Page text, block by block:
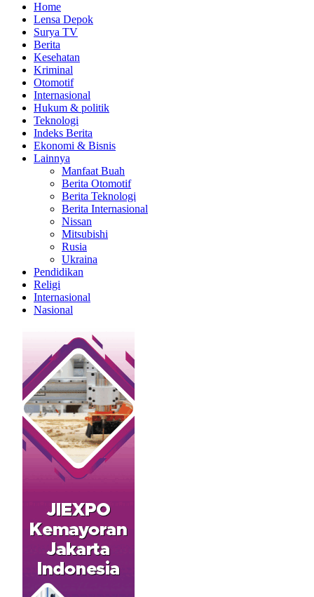
Home
Lensa Depok
Surya TV
Berita
Kesehatan
Kriminal
Otomotif
Internasional
Hukum & politik
Teknologi
Indeks Berita
Ekonomi & Bisnis
Lainnya
Manfaat Buah
Berita Otomotif
Berita Teknologi
Berita Internasional
Nissan
Mitsubishi
Rusia
Ukraina
Pendidikan
Religi
Internasional
Nasional